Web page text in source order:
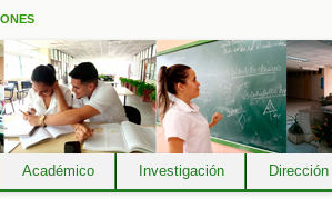
Académico Investigación